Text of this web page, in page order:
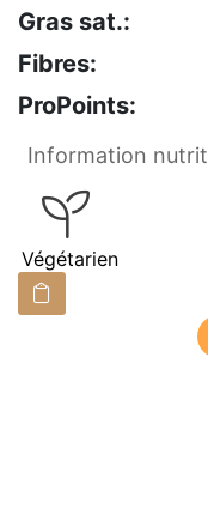
Gras sat.:
Fibres:
ProPoints:
Information
Végétarien